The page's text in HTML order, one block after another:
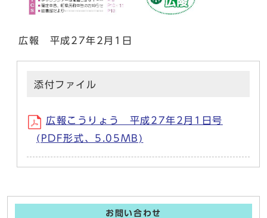
広報 平成27年2月1日
添付ファイル
広報こうりょう 平成27年2月1日号
(PDF形式、5.05MB)
お問い合わせ